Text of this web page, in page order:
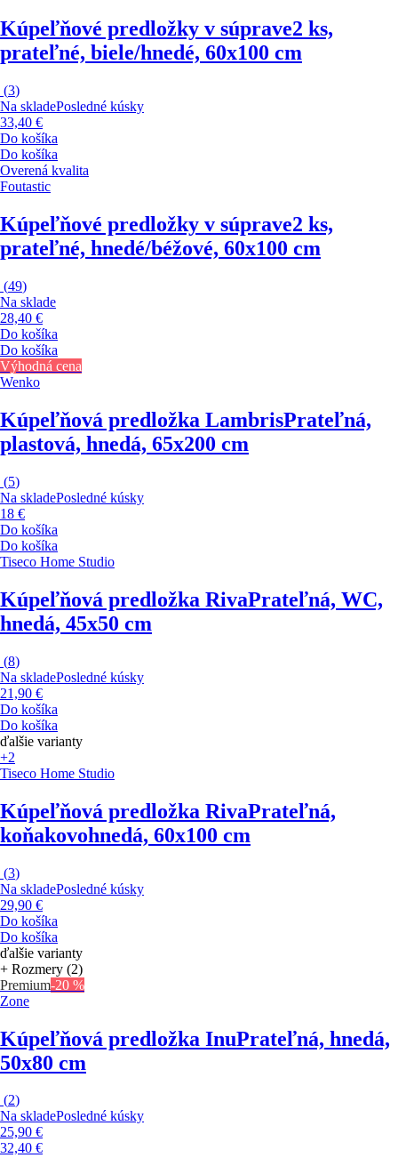
Kúpeľňové predložky v súprave2 ks,
prateľné, biele/hnedé, 60x100 cm
(3)
Na skladePosledné kúsky
33,40 €
Do košíka
Do košíka
Overená kvalita
Foutastic
Kúpeľňové predložky v súprave2 ks,
prateľné, hnedé/béžové, 60x100 cm
(49)
Na sklade
28,40 €
Do košíka
Do košíka
Výhodná cena
Wenko
Kúpeľňová predložka LambrisPrateľná,
plastová, hnedá, 65x200 cm
(5)
Na skladePosledné kúsky
18 €
Do košíka
Do košíka
Tiseco Home Studio
Kúpeľňová predložka RivaPrateľná, WC,
hnedá, 45x50 cm
(8)
Na skladePosledné kúsky
21,90 €
Do košíka
Do košíka
ďalšie varianty
+2
Tiseco Home Studio
Kúpeľňová predložka RivaPrateľná,
koňakovohnedá, 60x100 cm
(3)
Na skladePosledné kúsky
29,90 €
Do košíka
Do košíka
ďalšie varianty
+ Rozmery (2)
Premium-20 %
Zone
Kúpeľňová predložka InuPrateľná, hnedá,
50x80 cm
(2)
Na skladePosledné kúsky
25,90 €
32,40 €